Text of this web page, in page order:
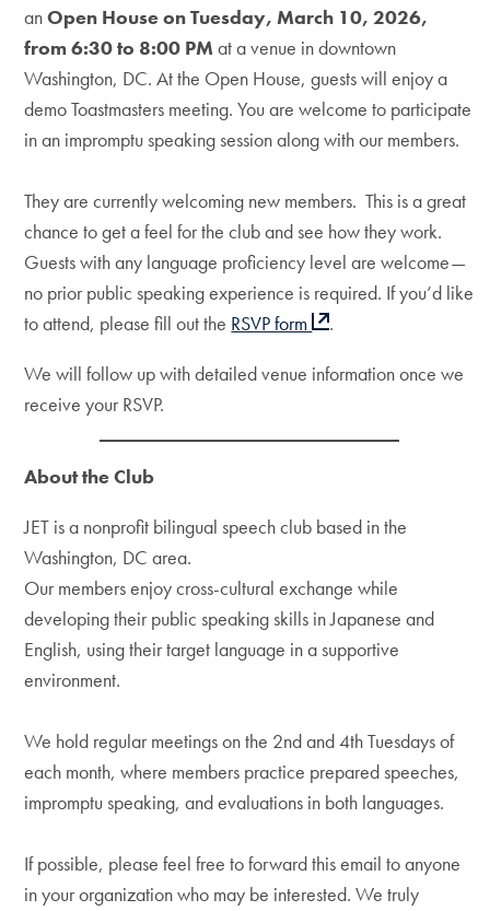
anOpen House on Tuesday, March 10, 2026,
from 6:30 to 8:00 PM at a venue in downtown
Washington, DC. At the Open House, guests will enjoy a
demo Toastmasters meeting. You are welcome to participate
in an impromptu speaking session along with our members.
They are currently welcoming new members. This is a great
chance to get a feel for the club and see how they work.
Guests with any language proficiency level are welcome—
no prior public speaking experience is required. If you’d like
to attend, please fill out the RSVP form
.
We will follow up with detailed venue information once we
receive your RSVP.
About the Club
JET is a nonprofit bilingual speech club based in the
Washington, DC area.
Our members enjoy cross-cultural exchange while
developing their public speaking skills in Japanese and
English, using their target language in a supportive
environment.
We hold regular meetings on the 2nd and 4th Tuesdays of
each month, where members practice prepared speeches,
impromptu speaking, and evaluations in both languages.
If possible, please feel free to forward this email to anyone
in your organization who may be interested. We truly